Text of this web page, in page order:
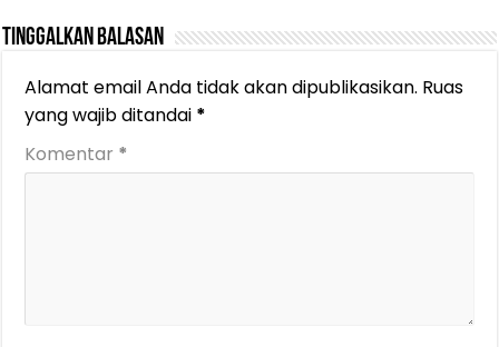
Tinggalkan Balasan
Alamat email Anda tidak akan dipublikasikan. Ruas
yang wajib ditandai *
Komentar *